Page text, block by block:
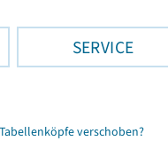
SERVICE
Tabellenköpfe verschoben?